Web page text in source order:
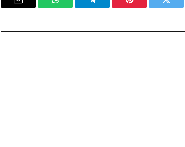
تويتر بينتيريستتيلقرام واتساب
البريد